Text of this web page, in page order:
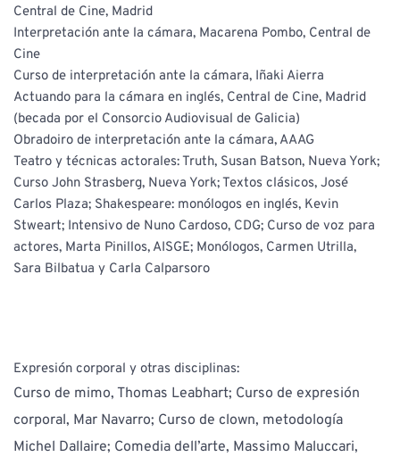
Central de Cine, Madrid
Interpretación ante la cámara, Macarena Pombo, Central de
Cine
Curso de interpretación ante la cámara, Iñaki Aierra
Actuando para la cámara en inglés, Central de Cine, Madrid
(becada por el Consorcio Audiovisual de Galicia)
Obradoiro de interpretación ante la cámara, AAAG
Teatro y técnicas actorales: Truth, Susan Batson, Nueva York;
Curso John Strasberg, Nueva York; Textos clásicos, José
Carlos Plaza; Shakespeare: monólogos en inglés, Kevin
Stweart; Intensivo de Nuno Cardoso, CDG; Curso de voz para
actores, Marta Pinillos, AISGE; Monólogos, Carmen Utrilla,
Sara Bilbatua y Carla Calparsoro
Expresión corporal y otras disciplinas:
Curso de mimo, Thomas Leabhart; Curso de expresión
corporal, Mar Navarro; Curso de clown, metodología
Michel Dallaire; Comedia dell’arte, Massimo Maluccari,